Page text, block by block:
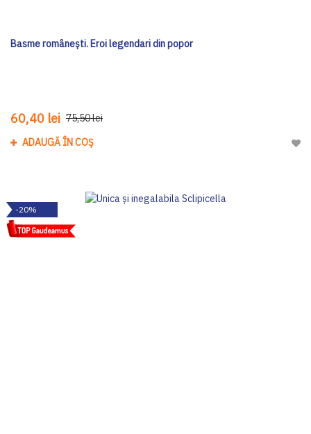
Basme românești. Eroi legendari din popor
60,40 lei 75,50 lei
ADAUGĂ ÎN COȘ
-20%